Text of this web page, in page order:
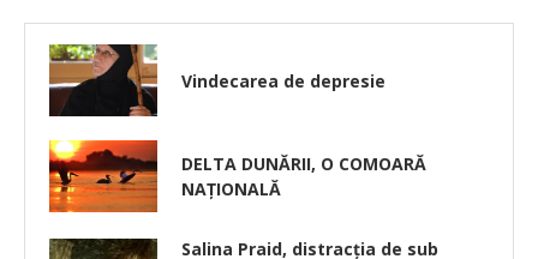
Vindecarea de depresie
DELTA DUNĂRII, O COMOARĂ
NAȚIONALĂ
Salina Praid, distracția de sub